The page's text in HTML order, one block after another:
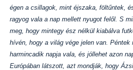
égen a csillagok, mint éjszaka, föltűntek,
ragyog vala a nap mellett nyugot felől. S
meg, hogy mintegy ész nélkül kiabálva
hívén, hogy a világ vége jelen van. Péntek
harmincadik napja vala, és jóllehet azon
Európában látszott, azt mondják, hogy